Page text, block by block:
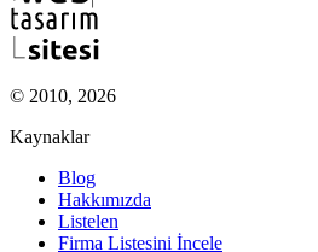
© 2010, 2026
Kaynaklar
Blog
Hakkımızda
Listelen
Firma Listesini İncele